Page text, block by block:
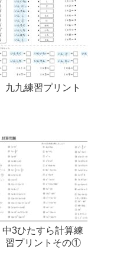
九九練習プリント
中3ひたすら計算練
習プリントその①